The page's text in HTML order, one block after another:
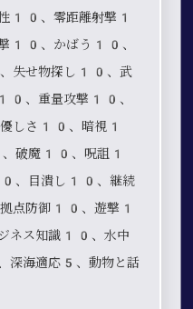
10、零距離射撃1
10、かばう10、
失せ物探し10、武
、重量攻撃10、
しさ10、暗視1
破魔10、呪詛1
、目潰し10、継続
点防御10、遊撃1
ネス知識10、水中
海適応5、動物と話